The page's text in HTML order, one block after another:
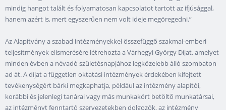
mindig hangot talált és folyamatosan kapcsolatot tartott az ifjúsággal,
hanem azért is, mert egyszerűen nem volt ideje megöregedni.”
Az Alapítvány a szabad intézményekkel összefüggő szakmai-emberi
teljesítmények elismerésére létrehozta a Várhegyi György Díjat, amelyet
minden évben a névadó születésnapjához legközelebb álló szombaton
ad át. A díjat a független oktatási intézmények érdekében kifejtett
tevékenységért bárki megkaphatja, például az intézmény alapítói,
korábbi és jelenlegi tanárai vagy más munkakört betöltő munkatársai,
az intézményt fenntartó szervezetekben dolgozók, az intézmény